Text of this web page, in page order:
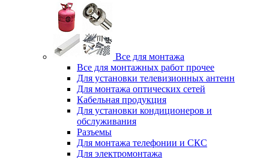
Все для монтажа
Все для монтажных работ прочее
Для установки телевизионных антенн
Для монтажа оптических сетей
Кабельная продукция
Для установки кондиционеров и
обслуживания
Разъемы
Для монтажа телефонии и СКС
Для электромонтажа